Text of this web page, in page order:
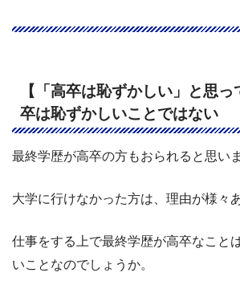
【「高卒は恥ずかしい」と思
卒は恥ずかしいことではない
最終学歴が高卒の方もおられると思いま
大学に行けなかった方は、理由が様々
仕事をする上で最終学歴が高卒なこと
いことなのでしょうか。